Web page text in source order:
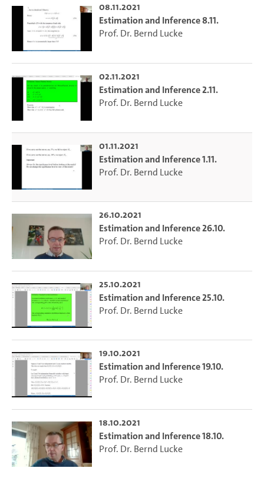
08.11.2021
Estimation and Inference 8.11.
Prof. Dr. Bernd Lucke
02.11.2021
Estimation and Inference 2.11.
Prof. Dr. Bernd Lucke
01.11.2021
Estimation and Inference 1.11.
Prof. Dr. Bernd Lucke
26.10.2021
Estimation and Inference 26.10.
Prof. Dr. Bernd Lucke
25.10.2021
Estimation and Inference 25.10.
Prof. Dr. Bernd Lucke
19.10.2021
Estimation and Inference 19.10.
Prof. Dr. Bernd Lucke
18.10.2021
Estimation and Inference 18.10.
Prof. Dr. Bernd Lucke